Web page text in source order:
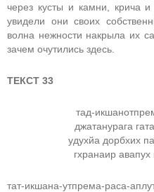
через кусты и камни, крича
увидели они своих
волна нежности накрыла их
зачем очутились здесь.
ТЕКСТ 33
тад-
джатанурага
удухйа дорбхих
гхранаир
тат-икшана-утпрема-раса-